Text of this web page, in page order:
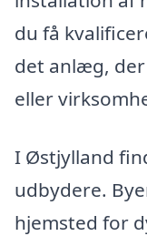
du få
det anlæg,
eller
I Østjylland
udbydere.
hjemsted for